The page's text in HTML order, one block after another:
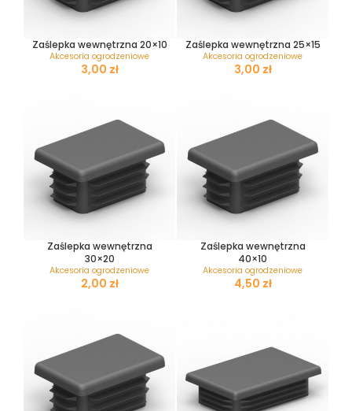
Zaślepka wewnętrzna 20×10
Akcesoria ogrodzeniowe
zł
Zaślepka wewnętrzna 25×15
Akcesoria ogrodzeniowe
zł
Zaślepka wewnętrzna
30×20
Akcesoria ogrodzeniowe
zł
Zaślepka wewnętrzna
40×10
Akcesoria ogrodzeniowe
zł